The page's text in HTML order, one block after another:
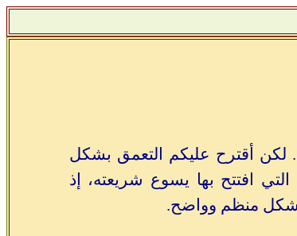
لكن أقترح عليكم التعمق بشكل
افتتح بها يسوع شريعته، إذ
بشكل منظم وواضح.